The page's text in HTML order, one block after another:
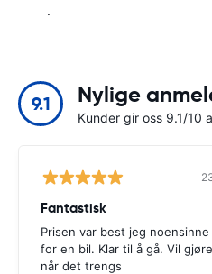
.
9.1 Nylige
Kunder gir oss 9.1/10
Fantastisk
Prisen var best jeg
for en bil. Klar til å gå. Vil
når det trengs